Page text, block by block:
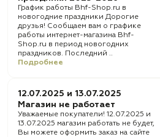
График работы Bhf-Shop.ru в
новогодние праздники Дорогие
друзья! Сообщаем вам о графике
работы интернет-магазина Bhf-
Shop.ru в период новогодних
праздников. Последний ..
Подробнее
12.07.2025 и 13.07.2025
Магазин не работает
Уважаемые покупатели! 12.07.2025 и
13.07.2025 магазин работать не будет,
Вы можете оформить заказ на сайте